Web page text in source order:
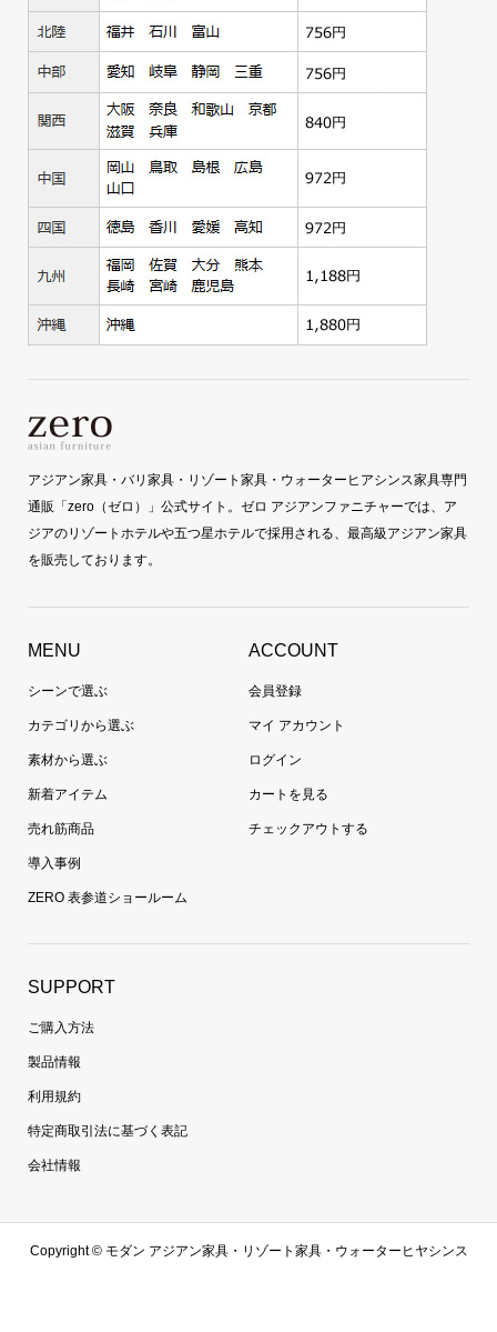
アジアン家具・バリ家具・リゾート家具・ウォーターヒアシンス家具専門
通販「zero（ゼロ）」公式サイト。ゼロ アジアンファニチャーでは、ア
ジアのリゾートホテルや五つ星ホテルで採用される、最高級アジアン家具
を販売しております。
MENU
シーンで選ぶ
カテゴリから選ぶ
素材から選ぶ
新着アイテム
売れ筋商品
導入事例
ZERO 表参道ショールーム
ACCOUNT
会員登録
マイ アカウント
ログイン
カートを見る
チェックアウトする
SUPPORT
ご購入方法
製品情報
利用規約
特定商取引法に基づく表記
会社情報
Copyright ©モダン アジアン家具・リゾート家具・ウォーターヒヤシンス